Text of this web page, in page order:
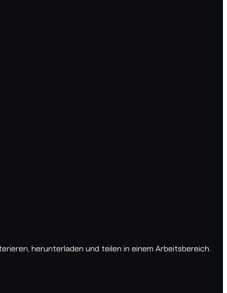
herunterladen und teilen in einem Arbeitsbereich.